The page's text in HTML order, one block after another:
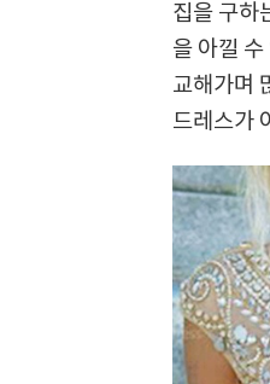
집을 구하
을 아낄
교해가며
드레스가